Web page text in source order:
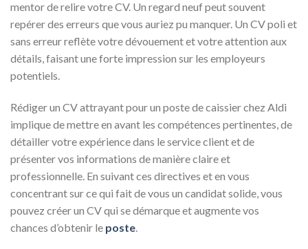
mentor de relire votre CV. Un regard neuf peut souvent
repérer des erreurs que vous auriez pu manquer. Un CV poli et
sans erreur reflète votre dévouement et votre attention aux
détails, faisant une forte impression sur les employeurs
potentiels.
Rédiger un CV attrayant pour un poste de caissier chez Aldi
implique de mettre en avant les compétences pertinentes, de
détailler votre expérience dans le service client et de
présenter vos informations de manière claire et
professionnelle. En suivant ces directives et en vous
concentrant sur ce qui fait de vous un candidat solide, vous
pouvez créer un CV qui se démarque et augmente vos
chances d’obtenir le poste.